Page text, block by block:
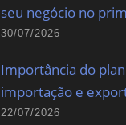
seu negócio no
30/07/2026
Importância do
importação e
22/07/2026